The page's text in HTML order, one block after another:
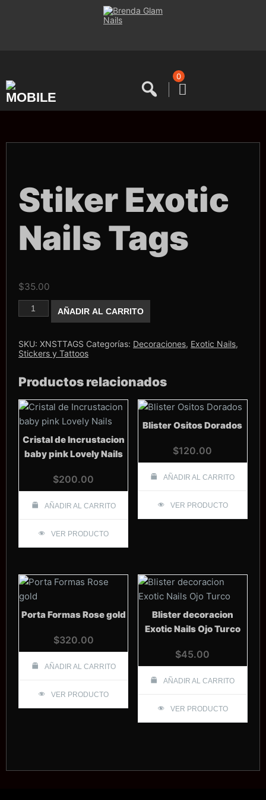
0
Stiker Exotic
Nails Tags
$35.00
Stiker
Exotic
cantidad
AÑADIR AL CARRITO
SKU: XNSTTAGS Categorías: Decoraciones, Exotic Nails,
Stickers y Tattoos
Productos relacionados
Cristal de Incrustacion
baby pink Lovely Nails
$200.00
AÑADIR AL CARRITO
VER PRODUCTO
Blister Ositos Dorados
$120.00
AÑADIR AL CARRITO
VER PRODUCTO
Porta Formas Rose gold
$320.00
AÑADIR AL CARRITO
VER PRODUCTO
Blister decoracion
Exotic Nails Ojo Turco
$45.00
AÑADIR AL CARRITO
VER PRODUCTO